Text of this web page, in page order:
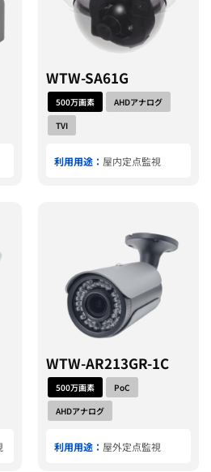
WTW-SA61G
500万画素
AHDアナログ
TVI
利用用途： 屋内定点監視
WTW-AR213GR-1C
500万画素
PoC
AHDアナログ
利用用途： 屋外定点監視